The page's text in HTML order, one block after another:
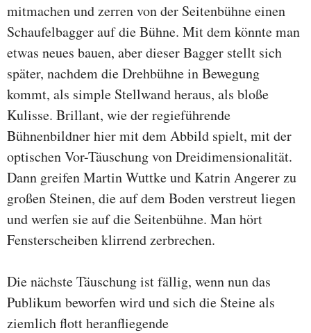
mitmachen und zerren von der Seitenbühne einen
Schaufelbagger auf die Bühne. Mit dem könnte man
etwas neues bauen, aber dieser Bagger stellt sich
später, nachdem die Drehbühne in Bewegung
kommt, als simple Stellwand heraus, als bloße
Kulisse. Brillant, wie der regieführende
Bühnenbildner hier mit dem Abbild spielt, mit der
optischen Vor-Täuschung von Dreidimensionalität.
Dann greifen Martin Wuttke und Katrin Angerer zu
großen Steinen, die auf dem Boden verstreut liegen
und werfen sie auf die Seitenbühne. Man hört
Fensterscheiben klirrend zerbrechen.
Die nächste Täuschung ist fällig, wenn nun das
Publikum beworfen wird und sich die Steine als
ziemlich flott heranfliegende